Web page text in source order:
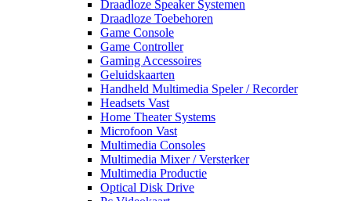
Draadloze Speaker Systemen
Draadloze Toebehoren
Game Console
Game Controller
Gaming Accessoires
Geluidskaarten
Handheld Multimedia Speler / Recorder
Headsets Vast
Home Theater Systems
Microfoon Vast
Multimedia Consoles
Multimedia Mixer / Versterker
Multimedia Productie
Optical Disk Drive